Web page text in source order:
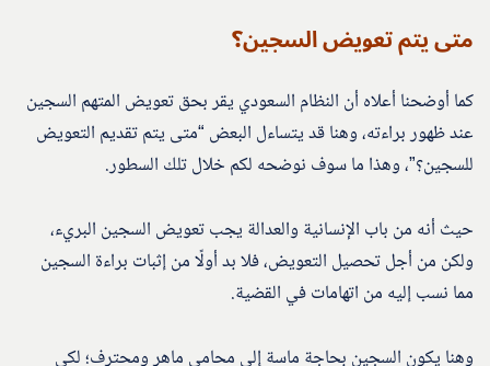
متى يتم تعويض السجين؟
كما أوضحنا أعلاه أن النظام السعودي يقر بحق تعويض المتهم السجين
عند ظهور براءته، وهنا قد يتساءل البعض “متى يتم تقديم التعويض
للسجين؟”، وهذا ما سوف نوضحه لكم خلال تلك السطور.
حيث أنه من باب الإنسانية والعدالة يجب تعويض السجين البريء،
ولكن من أجل تحصيل التعويض، فلا بد أولًا من إثبات براءة السجين
مما نسب إليه من اتهامات في القضية.
وهنا يكون السجين بحاجة ماسة إلى محامي ماهر ومحترف؛ لكي